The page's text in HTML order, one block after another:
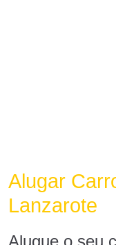
Alugar
Lanzarote
Alugue o seu